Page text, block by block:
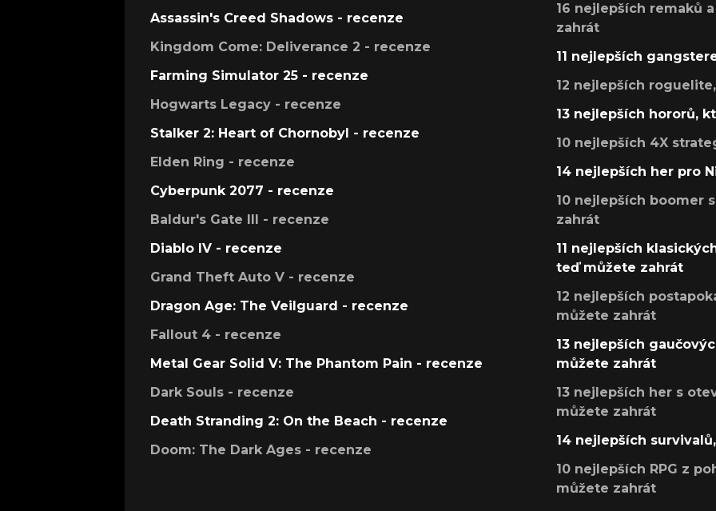
Assassin's Creed Shadows - recenze
Kingdom Come: Deliverance 2 - recenze
Farming Simulator 25 - recenze
Hogwarts Legacy - recenze
Stalker 2: Heart of Chornobyl - recenze
Elden Ring - recenze
Cyberpunk 2077 - recenze
Baldur's Gate III - recenze
Diablo IV - recenze
Grand Theft Auto V - recenze
Dragon Age: The Veilguard - recenze
Fallout 4 - recenze
Metal Gear Solid V: The Phantom Pain - recenze
Dark Souls - recenze
Death Stranding 2: On the Beach - recenze
Doom: The Dark Ages - recenze
16 nejlepších remaků
zahrát
11 nejlepších
12 nejlepších
13 nejlepších hororů,
10 nejlepších 4X
14 nejlepších her pro
10 nejlepších boomer
zahrát
11 nejlepších
teď můžete zahrát
12 nejlepších
můžete zahrát
13 nejlepších
můžete zahrát
13 nejlepších her s
můžete zahrát
14 nejlepších
10 nejlepších RPG z
můžete zahrát